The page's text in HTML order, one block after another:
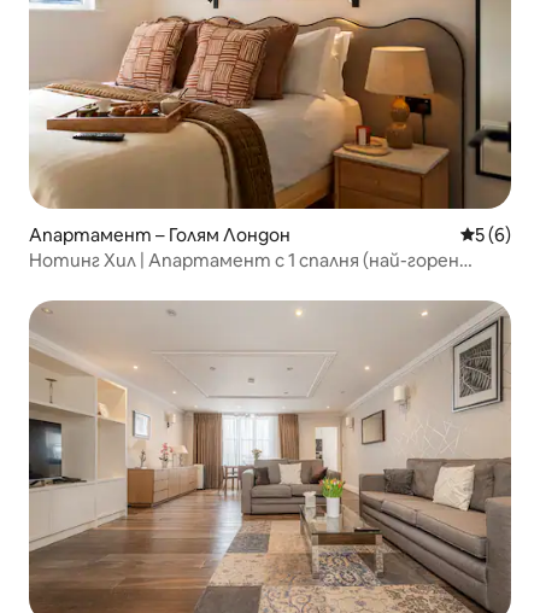
Апартамент – Голям Лондон Средна
5 (6)
Нотинг Хил | Апартамент с 1 спалня (най-горен